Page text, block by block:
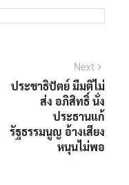
Next
ประชาธิปัตย์ มีมติไม่
ส่ง อภิสิทธิ์ นั่ง
ประธานแก้
รัฐธรรมนูญ อ้างเสียง
หนุนไม่พอ